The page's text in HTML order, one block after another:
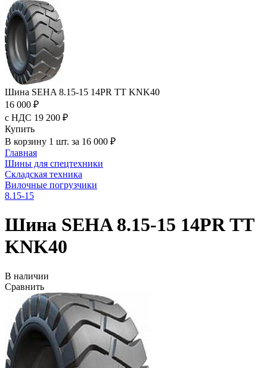
Шина SEHA 8.15-15 14PR TT KNK40
16 000 ₽
с НДС 19 200 ₽
Купить
В корзину 1 шт. за 16 000 ₽
Главная
Шины для спецтехники
Складская техника
Вилочные погрузчики
8.15-15
Шина SEHA 8.15-15 14PR TT
KNK40
В наличии
Сравнить